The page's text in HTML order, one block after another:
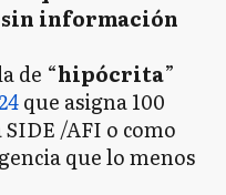
sin información
de “hipócrita”
que asigna 100
/AFI o como
que lo menos